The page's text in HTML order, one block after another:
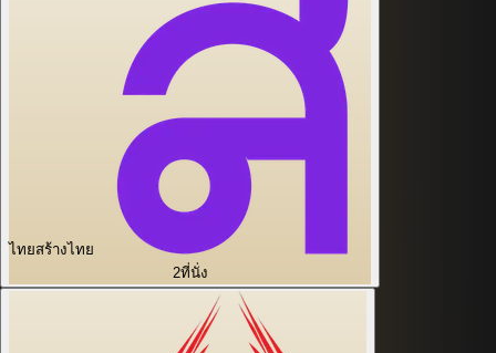
ไทยสร้างไทย
2ที่นั่ง